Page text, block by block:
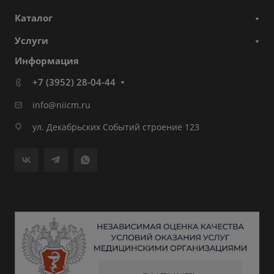
Каталог
Услуги
Информация
+7 (3952) 28-04-44
info@niicm.ru
ул. Декабрьских Событий строение 123